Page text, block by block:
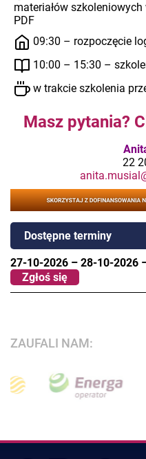
materiałów
PDF
09:30 – rozpoczęcie
10:00 – 15:30 –
w trakcie szkolenia
Masz pytania?
22
Dostępne terminy
27-10-2026 – 28-10-2026
Zgłoś się
ZAUFALI NAM: